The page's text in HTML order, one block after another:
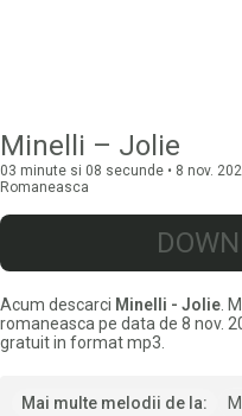
Minelli – Jolie
03 minute si 08 secunde • 8 nov.
Romaneasca
Acum descarci Minelli - Jolie .
romaneasca pe data de 8 nov.
gratuit in format mp3.
Mai multe melodii de la: